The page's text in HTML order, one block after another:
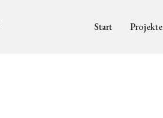
Start Projekte